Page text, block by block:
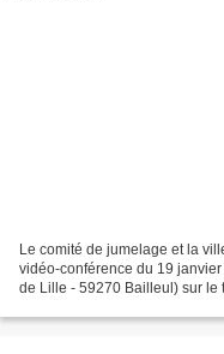
Le comité de jumelage et la
vidéo-conférence du 19
de Lille - 59270 Bailleul) sur le